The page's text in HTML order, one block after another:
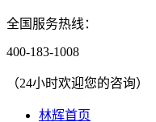
全国服务热线：
400-183-1008
（24小时欢迎您的咨询）
林辉首页